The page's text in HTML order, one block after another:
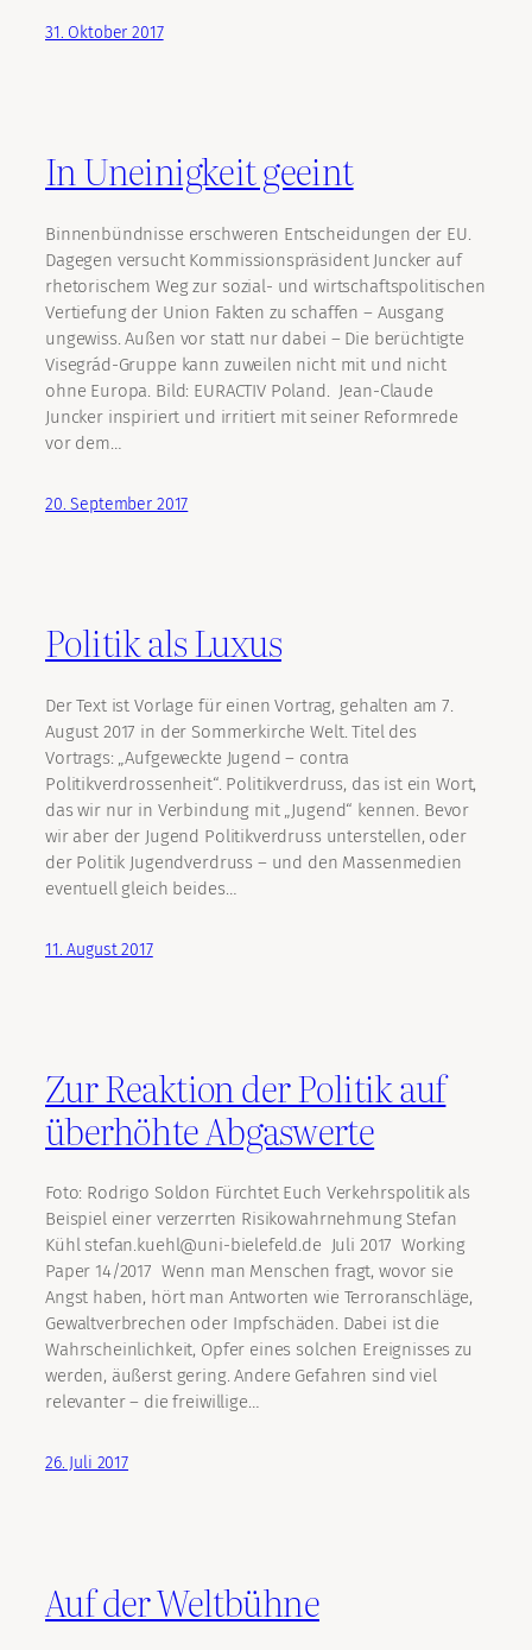
31. Oktober 2017
In Uneinigkeit geeint
Binnenbündnisse erschweren Entscheidungen der EU.
Dagegen versucht Kommissionspräsident Juncker auf
rhetorischem Weg zur sozial- und wirtschaftspolitischen
Vertiefung der Union Fakten zu schaffen – Ausgang
ungewiss. Außen vor statt nur dabei – Die berüchtigte
Visegrád-Gruppe kann zuweilen nicht mit und nicht
ohne Europa. Bild: EURACTIV Poland. Jean-Claude
Juncker inspiriert und irritiert mit seiner Reformrede
vor dem…
20. September 2017
Politik als Luxus
Der Text ist Vorlage für einen Vortrag, gehalten am 7.
August 2017 in der Sommerkirche Welt. Titel des
Vortrags: „Aufgeweckte Jugend – contra
Politikverdrossenheit“. Politikverdruss, das ist ein Wort,
das wir nur in Verbindung mit „Jugend“ kennen. Bevor
wir aber der Jugend Politikverdruss unterstellen, oder
der Politik Jugendverdruss – und den Massenmedien
eventuell gleich beides…
11. August 2017
Zur Reaktion der Politik auf
überhöhte Abgaswerte
Foto: Rodrigo Soldon Fürchtet Euch Verkehrspolitik als
Beispiel einer verzerrten Risikowahrnehmung Stefan
Kühl stefan.kuehl@uni-bielefeld.de Juli 2017 Working
Paper 14/2017 Wenn man Menschen fragt, wovor sie
Angst haben, hört man Antworten wie Terroranschläge,
Gewaltverbrechen oder Impfschäden. Dabei ist die
Wahrscheinlichkeit, Opfer eines solchen Ereignisses zu
werden, äußerst gering. Andere Gefahren sind viel
relevanter – die freiwillige…
26. Juli 2017
Auf der Weltbühne